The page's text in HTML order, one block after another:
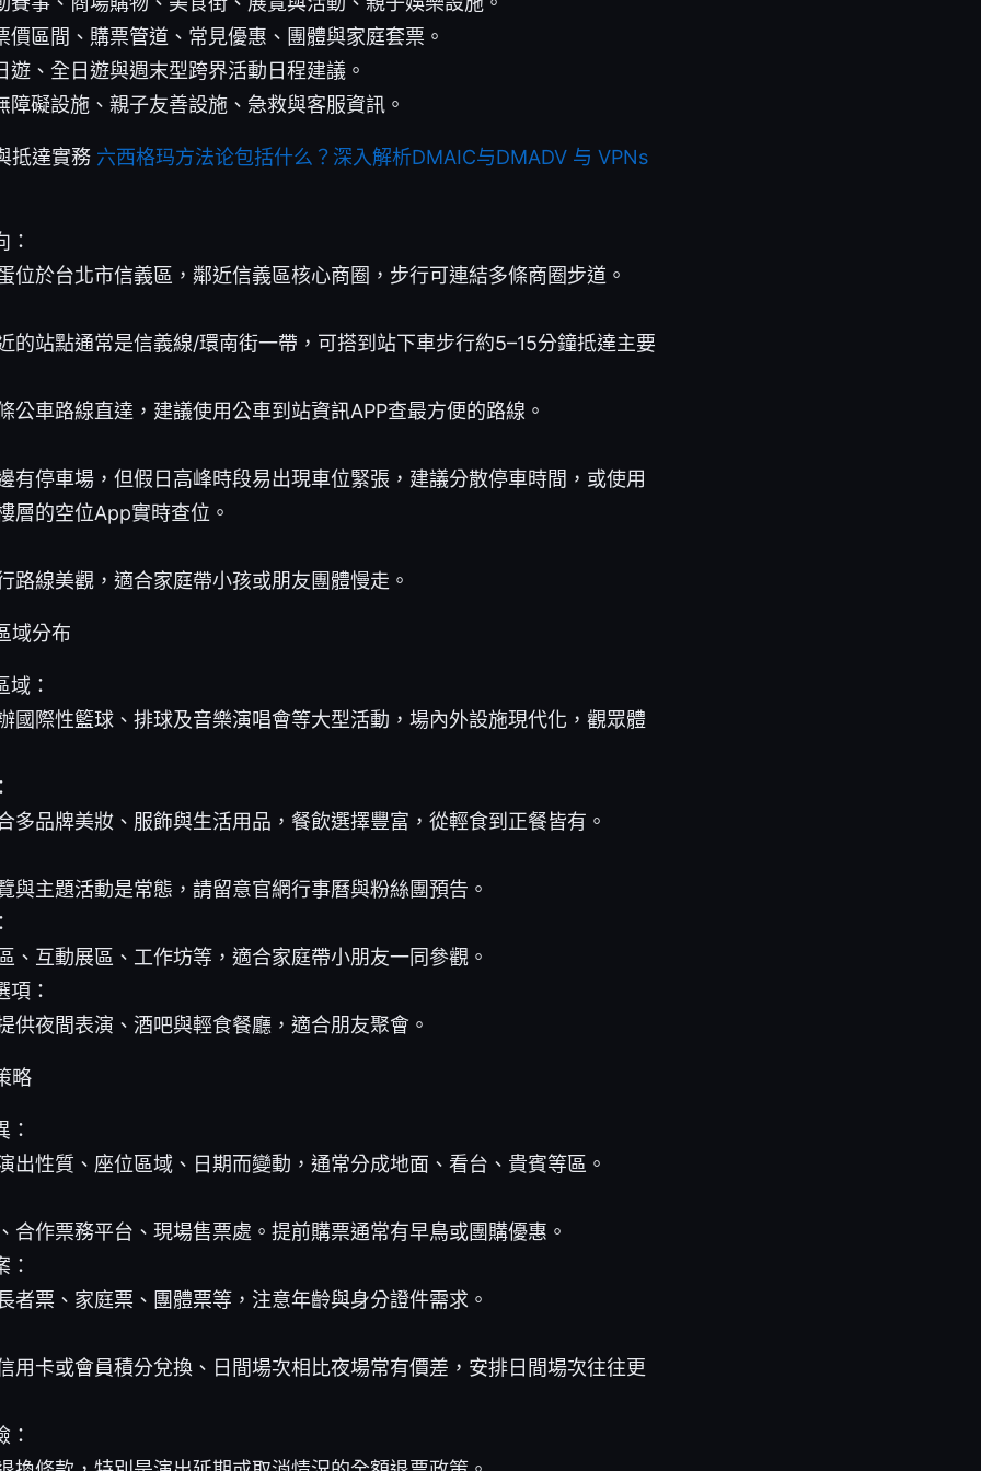
價區間、購票管道、常見優惠、團體與家庭套票。
遊、全日遊與週末型跨界活動日程建議。
障礙設施、親子友善設施、急救與客服資訊。
抵達實務 六西格玛方法论包括什么？深入解析DMAIC与DMADV 与 VPNs
：
位於台北市信義區，鄰近信義區核心商圈，步行可連結多條商圈步道。
的站點通常是信義線/環南街一帶，可搭到站下車步行約5–15分鐘抵達主要
公車路線直達，建議使用公車到站資訊APP查最方便的路線。
有停車場，但假日高峰時段易出現車位緊張，建議分散停車時間，或使用
層的空位App實時查位。
路線美觀，適合家庭帶小孩或朋友團體慢走。
域分布
域：
國際性籃球、排球及音樂演唱會等大型活動，場內外設施現代化，觀眾體
多品牌美妝、服飾與生活用品，餐飲選擇豐富，從輕食到正餐皆有。
與主題活動是常態，請留意官網行事曆與粉絲團預告。
、互動展區、工作坊等，適合家庭帶小朋友一同參觀。
項：
供夜間表演、酒吧與輕食餐廳，適合朋友聚會。
略
：
出性質、座位區域、日期而變動，通常分成地面、看台、貴賓等區。
合作票務平台、現場售票處。提前購票通常有早鳥或團購優惠。
：
者票、家庭票、團體票等，注意年齡與身分證件需求。
用卡或會員積分兌換、日間場次相比夜場常有價差，安排日間場次往往更
：